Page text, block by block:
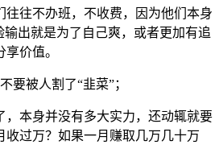
往往不办班，不收费，因为他们本身
输出就是为了自己爽，或者更加有追
价值。
要被人割了“韭菜”；
，本身并没有多大实力，还动辄就要
收过万？如果一月赚取几万几十万